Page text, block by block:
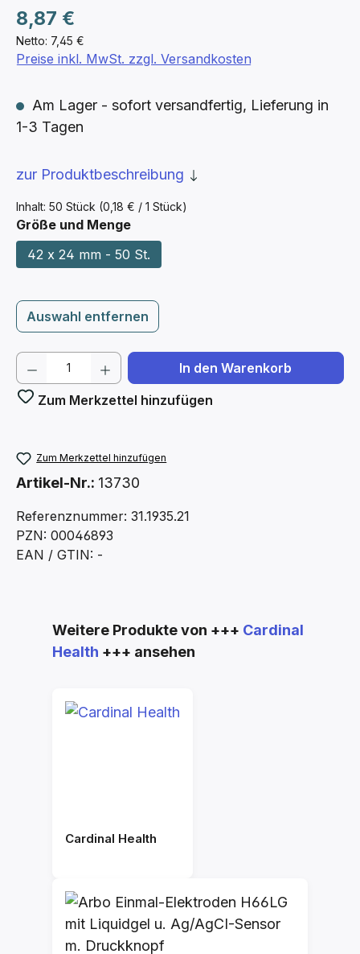
Netto: 7,45 €
Regulärer Preis:
8,87 €
Inhalt: 50 Stück (0,18 € / 1 Stück)
Preise inkl. MwSt. zzgl. Versandkosten
Am Lager - sofort versandfertig, Lieferung in
1-3 Tagen
zur Produktbeschreibung
Größe und Mengeauswählen
42 x 24 mm - 50 St.
Auswahl entfernen
Produkt Anzahl: Gib den gewünschten
In den Warenkorb
Zum Merkzettel hinzufügen
Zum Merkzettel hinzufügen
Artikel-Nr.: 13730
Referenznummer: 31.1935.21
PZN: 00046893
EAN / GTIN: -
Produktgalerie überspringen
Weitere Produkte von +++ Cardinal
Health +++ ansehen
Cardinal Health